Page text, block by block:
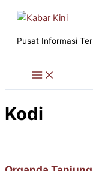
content
Pusat Informasi
Kodi